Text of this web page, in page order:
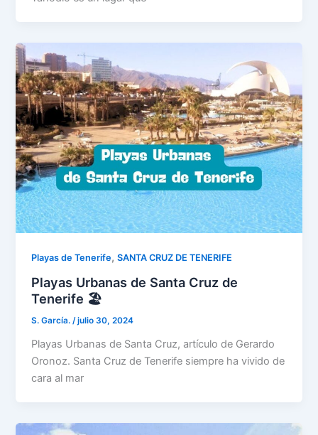
Playas de Tenerife,SANTA CRUZ DE TENERIFE
Playas Urbanas de Santa Cruz de
Tenerife 🏖️
S. García./julio 30, 2024
Playas Urbanas de Santa Cruz, artículo de Gerardo
Oronoz. Santa Cruz de Tenerife siempre ha vivido de
cara al mar